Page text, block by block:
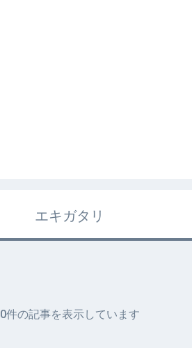
エキガタリ
0件の記事を表示しています